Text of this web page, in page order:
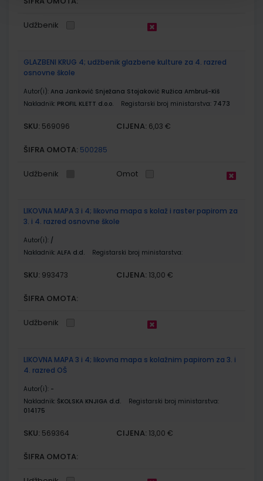
Udžbenik
GLAZBENI KRUG 4; udžbenik glazbene kulture za 4. razred
osnovne škole
Autor(i): Ana Janković Snježana Stojaković Ružica Ambruš-Kiš
Nakladnik: PROFIL KLETT d.o.o. Registarski broj ministarstva: 7473
SKU: 569096 CIJENA: 6,03 €
ŠIFRA OMOTA: 500285
Udžbenik Omot
LIKOVNA MAPA 3 i 4; likovna mapa s kolaž i raster papirom za
3. i 4. razred osnovne škole
Autor(i): /
Nakladnik: ALFA d.d. Registarski broj ministarstva:
SKU: 993473 CIJENA: 13,00 €
ŠIFRA OMOTA:
Udžbenik
LIKOVNA MAPA 3 i 4; likovna mapa s kolažnim papirom za 3. i
4. razred OŠ
Autor(i): -
Nakladnik: ŠKOLSKA KNJIGA d.d.
Registarski broj ministarstva:
014175
SKU: 569364 CIJENA: 13,00 €
ŠIFRA OMOTA: